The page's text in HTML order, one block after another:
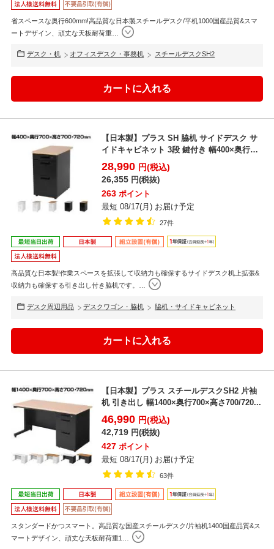
省スペースな奥行600mm!高品質な日本製スチールデスク/平机1000国産品質&スマ
ートデザイン、頑丈な天板耐荷重…
デスク・机 オフィスデスク・事務机 スチールデスクSH2
【日本製】プラス SH 脇机 サイドデスク サ
イドキャビネット 3段 鍵付き 幅400×奥行
700×...
28,990 円(税込)
26,355 円(税抜)
263 ポイント
最短 08/17(月) お届け予定
27件
高品質な日本製!作業スペースを拡張して収納力も確保するサイドデスク机上拡張&
収納力も確保する引き出し付き脇机です。 …
デスク周辺用品 デスクワゴン・脇机 脇机・サイドキャビネット
【日本製】プラス スチールデスクSH2 片袖
机 引き出し 幅1400×奥行700×高さ700/720...
46,990 円(税込)
42,719 円(税抜)
427 ポイント
最短 08/17(月) お届け予定
63件
スタンダードかつスマート。高品質な国産スチールデスク/片袖机1400国産品質&ス
マートデザイン、頑丈な天板耐荷重1